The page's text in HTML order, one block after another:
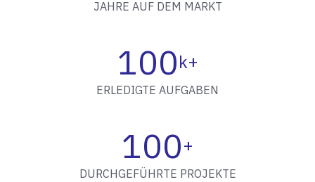
JAHRE AUF DEM MARKT
100k+
ERLEDIGTE AUFGABEN
100+
DURCHGEFÜHRTE PROJEKTE